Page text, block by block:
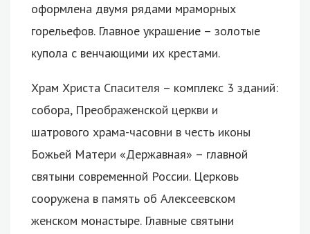
оформлена двумя рядами мраморных
горельефов. Главное украшение – золотые
купола с венчающими их крестами.
Храм Христа Спасителя – комплекс 3 зданий:
собора, Преображенской церкви и
шатрового храма-часовни в честь иконы
Божьей Матери «Державная» – главной
святыни современной России. Церковь
сооружена в память об Алексеевском
женском монастыре. Главные святыни